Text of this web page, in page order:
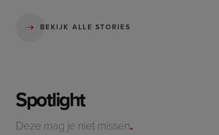
BEKIJK ALLE STORIES
Spotlight
Deze mag je niet missen.